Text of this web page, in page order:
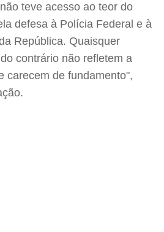
teve acesso ao teor do
defesa à Polícia Federal e à
República. Quaisquer
contrário não refletem a
carecem de fundamento",